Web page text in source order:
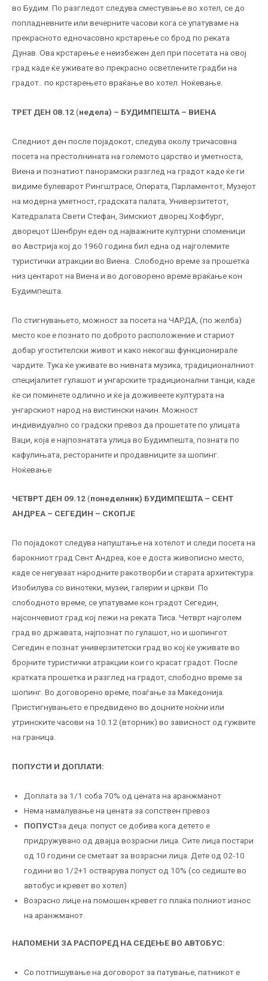
во Будим. По разгледот следува сместување во хотел, се до
попладневните или вечерните часови кога се упатуваме на
прекрасното едночасовно крстарење со брод по реката
Дунав. Ова крстарење е неизбежен дел при посетата на овој
град каде ќе уживате во прекрасно осветлените градби на
градот.. по крстарењето враќање во хотел. Ноќевање.
ТРЕТ ДЕН 08.12(недела) – БУДИМПЕШТА – ВИЕНА
Следниот ден после појадокот, следува околу тричасовна
посета на престолнината на големото царство и уметноста,
Виена и познатиот панорамски разглед на градот каде ќе ги
видиме булеварот Рингштрасе, Операта, Парламентот, Музејот
на модерна уметност, градската палата, Универзитетот,
Катедралата Свети Стефан, Зимскиот дворец Хофбург,
дворецот Шенбрун еден од најважните културни споменици
во Австрија кој до 1960 година бил една од најголемите
туристички атракции во Виена.. Слободно време за прошетка
низ центарот на Виена и во договорено време враќање кон
Будимпешта.
По стигнувањето, можност за посета на ЧАРДА, (по желба)
место кое е познато по доброто расположение и стариот
добар угостителски живот и како некогаш функционирале
чардите. Тука ќе уживате во нивната музика, традиционалниот
специјалитет гулашот и унгарските традиционални танци, каде
ќе си поминете одлично и ќе ја доживеете културата на
унгарскиот народ на вистински начин. Можност
индивидуално со градски превоз да прошетате по улицата
Ваци, која е најпознатата улица во Будимпешта, позната по
кафулињата, рестораните и продавниците за шопинг.
Ноќевање
ЧЕТВРТ ДЕН 09.12(понеделник) БУДИМПЕШТА – СЕНТ
АНДРЕА – СЕГЕДИН – СКОПЈЕ
По појадокот следува напуштање на хотелот и следи посета на
барокниот град Сент Андреа, кое е доста живописно место,
каде се негуваат народните ракотворби и старата архитектура.
Изобилува со винотеки, музеи, галерии и цркви. По
слободното време, се упатуваме кон градот Сегедин,
најсончевиот град кој лежи на реката Тиса. Четврт најголем
град во државата, најпознат по гулашот, но и шопингот.
Сегедин е познат универзитетски град во кој ќе уживате во
бројните туристички атракции кои го красат градот. После
кратката прошетка и разглед на градот, слободно време за
шопинг. Во договорено време, поаѓање за Македонија.
Пристигнувањето е предвидено во доцните ноќни или
утринските часови на 10.12 (вторник) во зависност од гужвите
на граница.
ПОПУСТИ И ДОПЛАТИ:
Доплата за 1/1 соба 70% од цената на аранжманот
Нема намалување на цената за сопствен превоз
ПОПУСТза деца: попуст се добива кога детето е
придружувано од двајца возрасни лица. Сите лица постари
од 10 години се сметаат за возрасни лица. Дете од 02-10
години во 1/2+1 остварува попуст од 10% (со седиште во
автобус и кревет во хотел)
Возрасно лице на помошен кревет го плаќа полниот износ
на аранжманот.
НАПОМЕНИ ЗА РАСПОРЕД НА СЕДЕЊЕ ВО АВТОБУС:
Со потпишување на договорот за патување, патникот е